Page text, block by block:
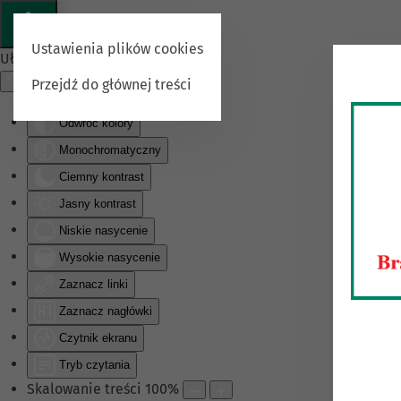
Ułatwienia dostępu
Odwróć kolory
Monochromatyczny
Ciemny kontrast
Jasny kontrast
Niskie nasycenie
Wysokie nasycenie
Zaznacz linki
Zaznacz nagłówki
Czytnik ekranu
Tryb czytania
Skalowanie treści 100%
Ustawienia plików cookies
Przejdź do głównej treści